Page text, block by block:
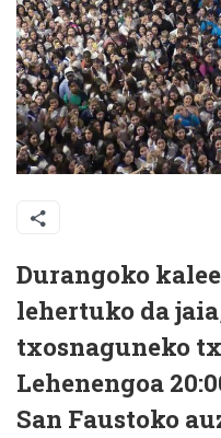
Durangoko
lehertuko da
txosnaguneko
Lehenengoa
San Faustoko